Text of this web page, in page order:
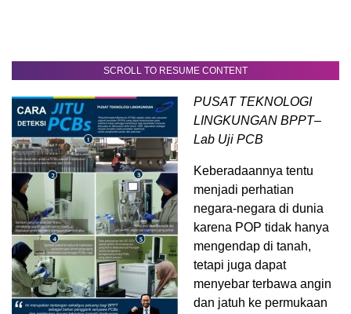
SCROLL TO RESUME CONTENT
PUSAT TEKNOLOGI
LINGKUNGAN BPPT–
Lab Uji PCB
Keberadaannya tentu
menjadi perhatian
negara-negara di dunia
karena POP tidak hanya
mengendap di tanah,
tetapi juga dapat
menyebar terbawa angin
dan jatuh ke permukaan